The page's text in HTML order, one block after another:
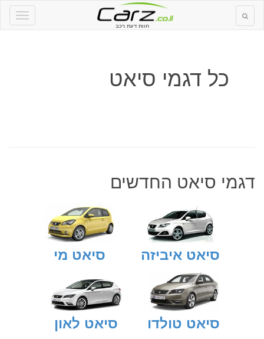
חוות דעת רכב
כל דגמי סיאט
דגמי סיאט החדשים
סיאט איביזה סיאט מי
סיאט טולדו סיאט לאון